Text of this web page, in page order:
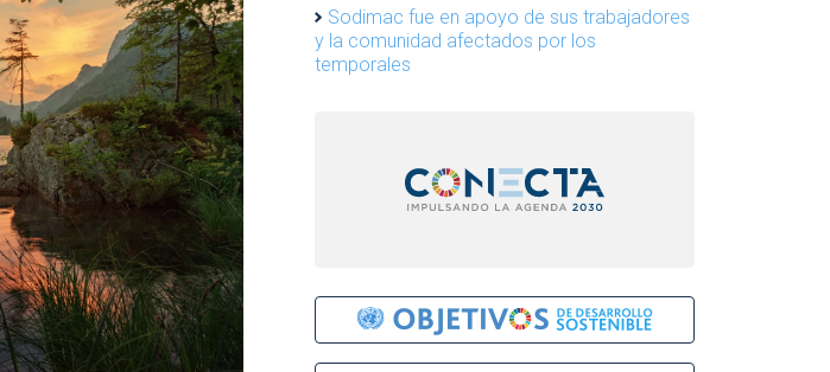
Sodimac fue en apoyo de sus trabajadores
y la comunidad afectados por los
temporales